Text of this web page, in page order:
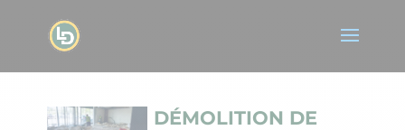
DÉMOLITION DE